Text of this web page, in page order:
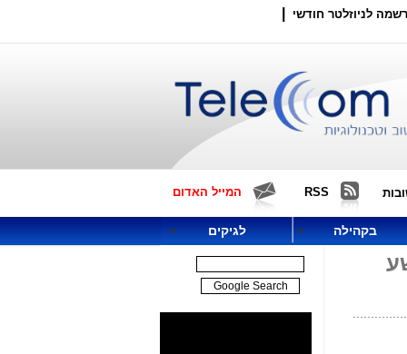
לניוזלטר חודשי
RSS המייל האדום
בקהילה לגיקים